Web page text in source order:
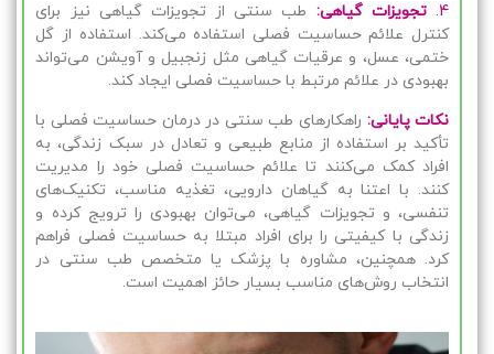
4.
تجویزات گیاهی:طب سنتی از تجویزات گیاهی نیز برای
کنترل علائم حساسیت فصلی استفاده می‌کند. استفاده از گل
ختمی، عسل، و عرقیات گیاهی مثل زنجبیل و آویشن می‌تواند
بهبودی در علائم مرتبط با حساسیت فصلی ایجاد کند.
نکات پایانی:راهکارهای طب سنتی در درمان حساسیت فصلی با
تأکید بر استفاده از منابع طبیعی و تعادل در سبک زندگی، به
افراد کمک می‌کنند تا علائم حساسیت فصلی خود را مدیریت
کنند. با اعتنا به گیاهان دارویی، تغذیه مناسب، تکنیک‌های
تنفسی، و تجویزات گیاهی، می‌توان بهبودی را ترویج کرده و
زندگی با کیفیتی را برای افراد مبتلا به حساسیت فصلی فراهم
کرد. همچنین، مشاوره با پزشک یا متخصص طب سنتی در
انتخاب روش‌های مناسب بسیار حائز اهمیت است.